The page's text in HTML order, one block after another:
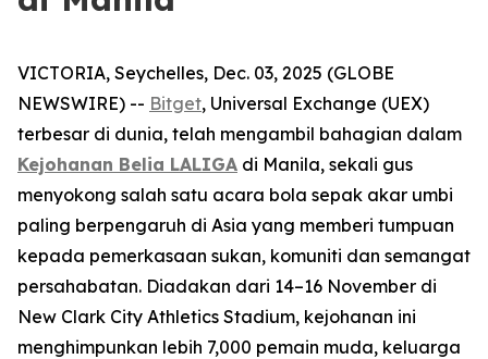
VICTORIA, Seychelles, Dec. 03, 2025 (GLOBE
NEWSWIRE) -- Bitget, Universal Exchange (UEX)
terbesar di dunia, telah mengambil bahagian dalam
Kejohanan Belia LALIGA di Manila, sekali gus
menyokong salah satu acara bola sepak akar umbi
paling berpengaruh di Asia yang memberi tumpuan
kepada pemerkasaan sukan, komuniti dan semangat
persahabatan. Diadakan dari 14–16 November di
New Clark City Athletics Stadium, kejohanan ini
menghimpunkan lebih 7,000 pemain muda, keluarga